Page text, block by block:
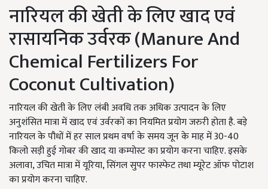
नारियल की खेती के लिए खाद एवं
रासायनिक उर्वरक (Manure And
Chemical Fertilizers For
Coconut Cultivation)
नारियल की खेती के लिए लंबी अवधि तक अधिक उत्पादन के लिए
अनुशंसित मात्रा में खाद एवं उर्वरकों का नियमित प्रयोग जरुरी होता है. बड़े
नारियल के पौधों में हर साल प्रथम वर्षा के समय जून के माह में 30-40
किलो सड़ी हुई गोबर की खाद या कम्पोस्ट का प्रयोग करना चाहिए. इसके
अलावा, उचित मात्रा में यूरिया, सिंगल सुपर फास्फेट तथा म्यूरेट ऑफ पोटाश
का प्रयोग करना चाहिए.